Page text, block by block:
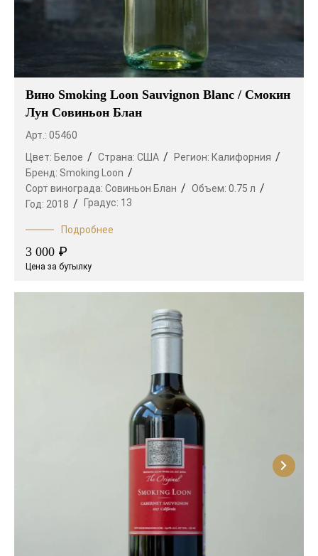
Вино Smoking Loon Sauvignon Blanc / Смокин
Лун Совиньон Блан
Арт.: 05460
Цвет: Белое Страна: США Регион: Калифорния
Бренд: Smoking Loon
Сорт винограда: Совиньон Блан Объем: 0.75 л
Год: 2018 Градус: 13
Подробнее
3 000 ₽
Цена за бутылку